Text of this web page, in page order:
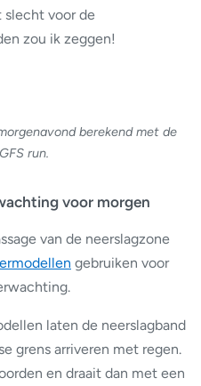
slecht voor de
zou ik zeggen!
berekend met de
run.
voor morgen
van de neerslagzone
gebruiken voor
laten de neerslagband
grens arriveren met regen.
en draait dan met een